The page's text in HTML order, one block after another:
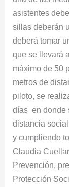
asistentes
sillas deberán
deberá tomar
que se llevará
máximo de 50
metros de
piloto, se
días en donde
distancia
y cumpliendo
Claudia
Prevención,
Protección